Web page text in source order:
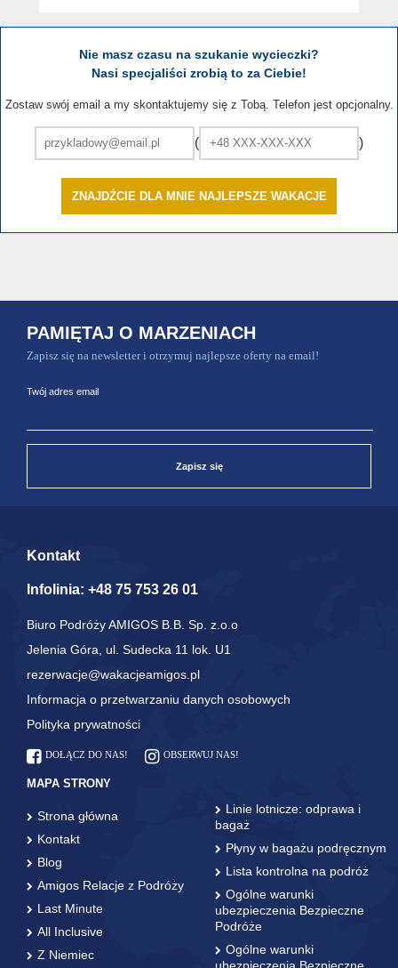
Nie masz czasu na szukanie wycieczki?
Nasi specjaliści zrobią to za Ciebie!
Zostaw swój email a my skontaktujemy się z Tobą. Telefon jest opcjonalny.
( )
ZNAJDŹCIE DLA MNIE NAJLEPSZE WAKACJE
PAMIĘTAJ O MARZENIACH
Zapisz się na newsletter i otrzymuj najlepsze oferty na email!
Twój adres email
Zapisz się
Kontakt
Infolinia: +48 75 753 26 01
Biuro Podróży AMIGOS B.B. Sp. z.o.o
Jelenia Góra, ul. Sudecka 11 lok. U1
rezerwacje@wakacjeamigos.pl
Informacja o przetwarzaniu danych osobowych
Polityka prywatności
DOŁĄCZ DO NAS! OBSERWUJ NAS!
MAPA STRONY
Strona główna
Kontakt
Blog
Amigos Relacje z Podróży
Last Minute
All Inclusive
Z Niemiec
Linie lotnicze: odprawa i
bagaż
Płyny w bagażu podręcznym
Lista kontrolna na podróż
Ogólne warunki
ubezpieczenia Bezpieczne
Podróże
Ogólne warunki